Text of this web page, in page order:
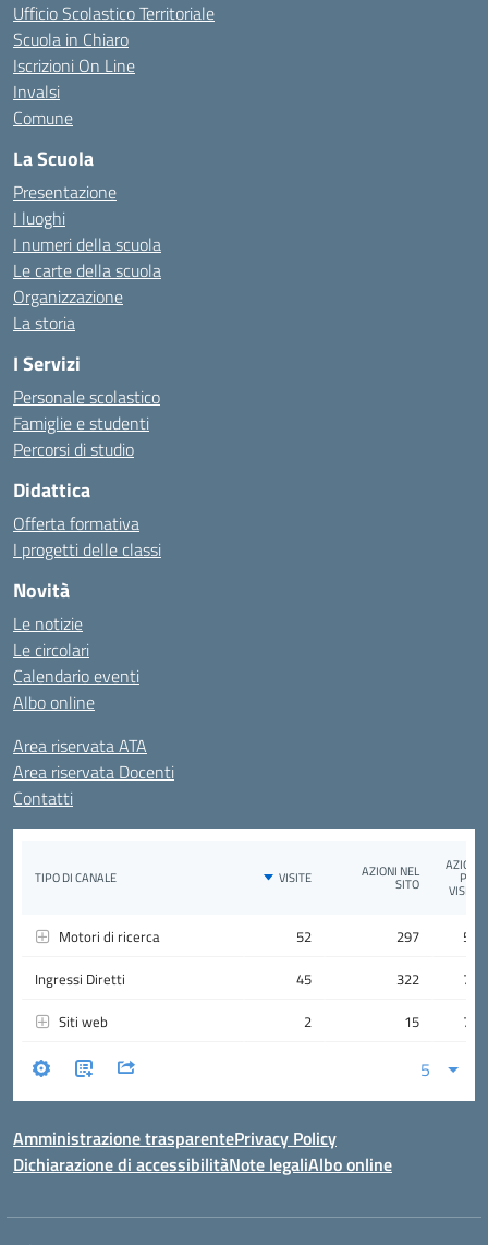
Ufficio Scolastico Territoriale
Scuola in Chiaro
Iscrizioni On Line
Invalsi
Comune
La Scuola
Presentazione
I luoghi
I numeri della scuola
Le carte della scuola
Organizzazione
La storia
I Servizi
Personale scolastico
Famiglie e studenti
Percorsi di studio
Didattica
Offerta formativa
I progetti delle classi
Novità
Le notizie
Le circolari
Calendario eventi
Albo online
Area riservata ATA
Area riservata Docenti
Contatti
Amministrazione trasparentePrivacy Policy
Dichiarazione di accessibilitàNote legaliAlbo online